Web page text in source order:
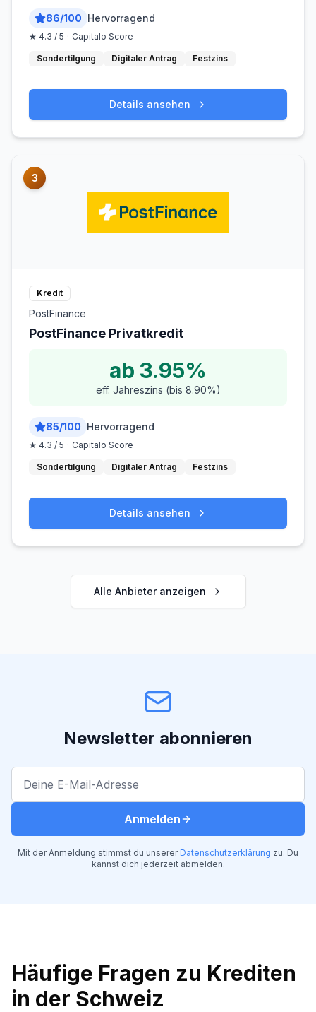
86/100 Hervorragend
★ 4.3 / 5 · Capitalo Score
Sondertilgung Digitaler Antrag Festzins
Details ansehen
3
Kredit
PostFinance
PostFinance Privatkredit
ab 3.95%
eff. Jahreszins (bis 8.90%)
85/100 Hervorragend
★ 4.3 / 5 · Capitalo Score
Sondertilgung Digitaler Antrag Festzins
Details ansehen
Alle Anbieter anzeigen
Newsletter abonnieren
Anmelden
Mit der Anmeldung stimmst du unserer Datenschutzerklärung zu. Du
kannst dich jederzeit abmelden.
Häufige Fragen zu Krediten
in der Schweiz